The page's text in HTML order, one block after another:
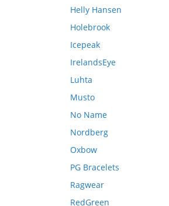
Helly Hansen
Holebrook
Icepeak
IrelandsEye
Luhta
Musto
No Name
Nordberg
Oxbow
PG Bracelets
Ragwear
RedGreen